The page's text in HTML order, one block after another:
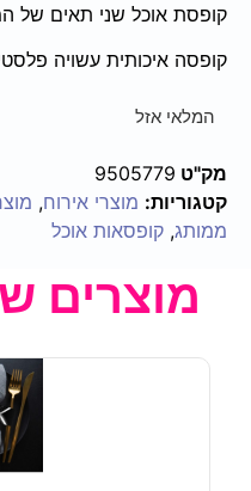
קופסת אוכל שני תאים של
קופסה איכותית עשויה
המלאי אזל
מק"ט 9505779
קטגוריות: מוצרי אירוח,
ממותג, קופסאות אוכל
מוצרים